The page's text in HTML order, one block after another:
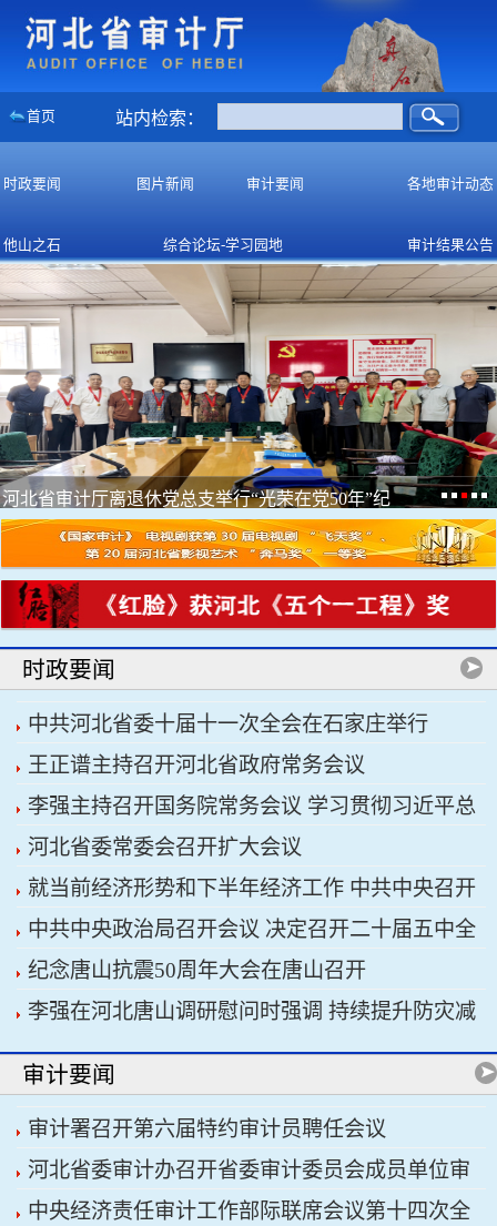
首页 站内检索：
时政要闻 图片新闻 审计要闻 各地审计动态
他山之石 综合论坛-学习园地 审计结果公告
河北省审计厅离退休党总支举行“光荣在党50年”纪
念章颁...
时政要闻
中共河北省委十届十一次全会在石家庄举行
王正谱主持召开河北省政府常务会议
李强主持召开国务院常务会议 学习贯彻习近平总
书记关于上半年经济形势和做好下半年经济工作的
重要讲话精神
河北省委常委会召开扩大会议
就当前经济形势和下半年经济工作 中共中央召开
党外人士座谈会 习近平主持并发表重要讲话
中共中央政治局召开会议 决定召开二十届五中全
会 分析研究当前经济形势和经济工作 中共中央总
书记习近平主持会议
纪念唐山抗震50周年大会在唐山召开
李强在河北唐山调研慰问时强调 持续提升防灾减
灾救灾能力 切实保障人民群众生命财产安全
审计要闻
审计署召开第六届特约审计员聘任会议
河北省委审计办召开省委审计委员会成员单位审
计重点工作协调推进会议暨省经济责任审计工作厅
中央经济责任审计工作部际联席会议第十四次全